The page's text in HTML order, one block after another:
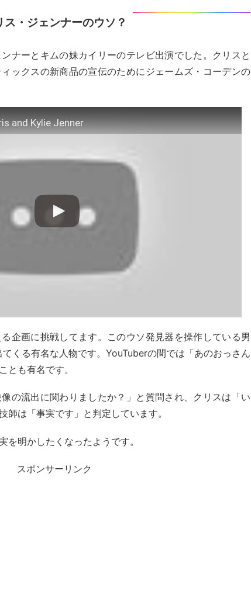
ス・ジェンナーのウソ？
ナーとキムの妹カイリーのテレビ出演でした。クリスと
ックスの新商品の宣伝のためにジェームズ・コーデンの
and Kylie Jenner
企画に挑戦してます。このウソ発見器を操作している男
くる有名な人物です。YouTuberの間では「あのおっさん
とも有名です。
の流出に関わりましたか？」と質問され、クリスは「い
師は「事実です」と判定しています。
を明かしたくなったようです。
スポンサーリンク